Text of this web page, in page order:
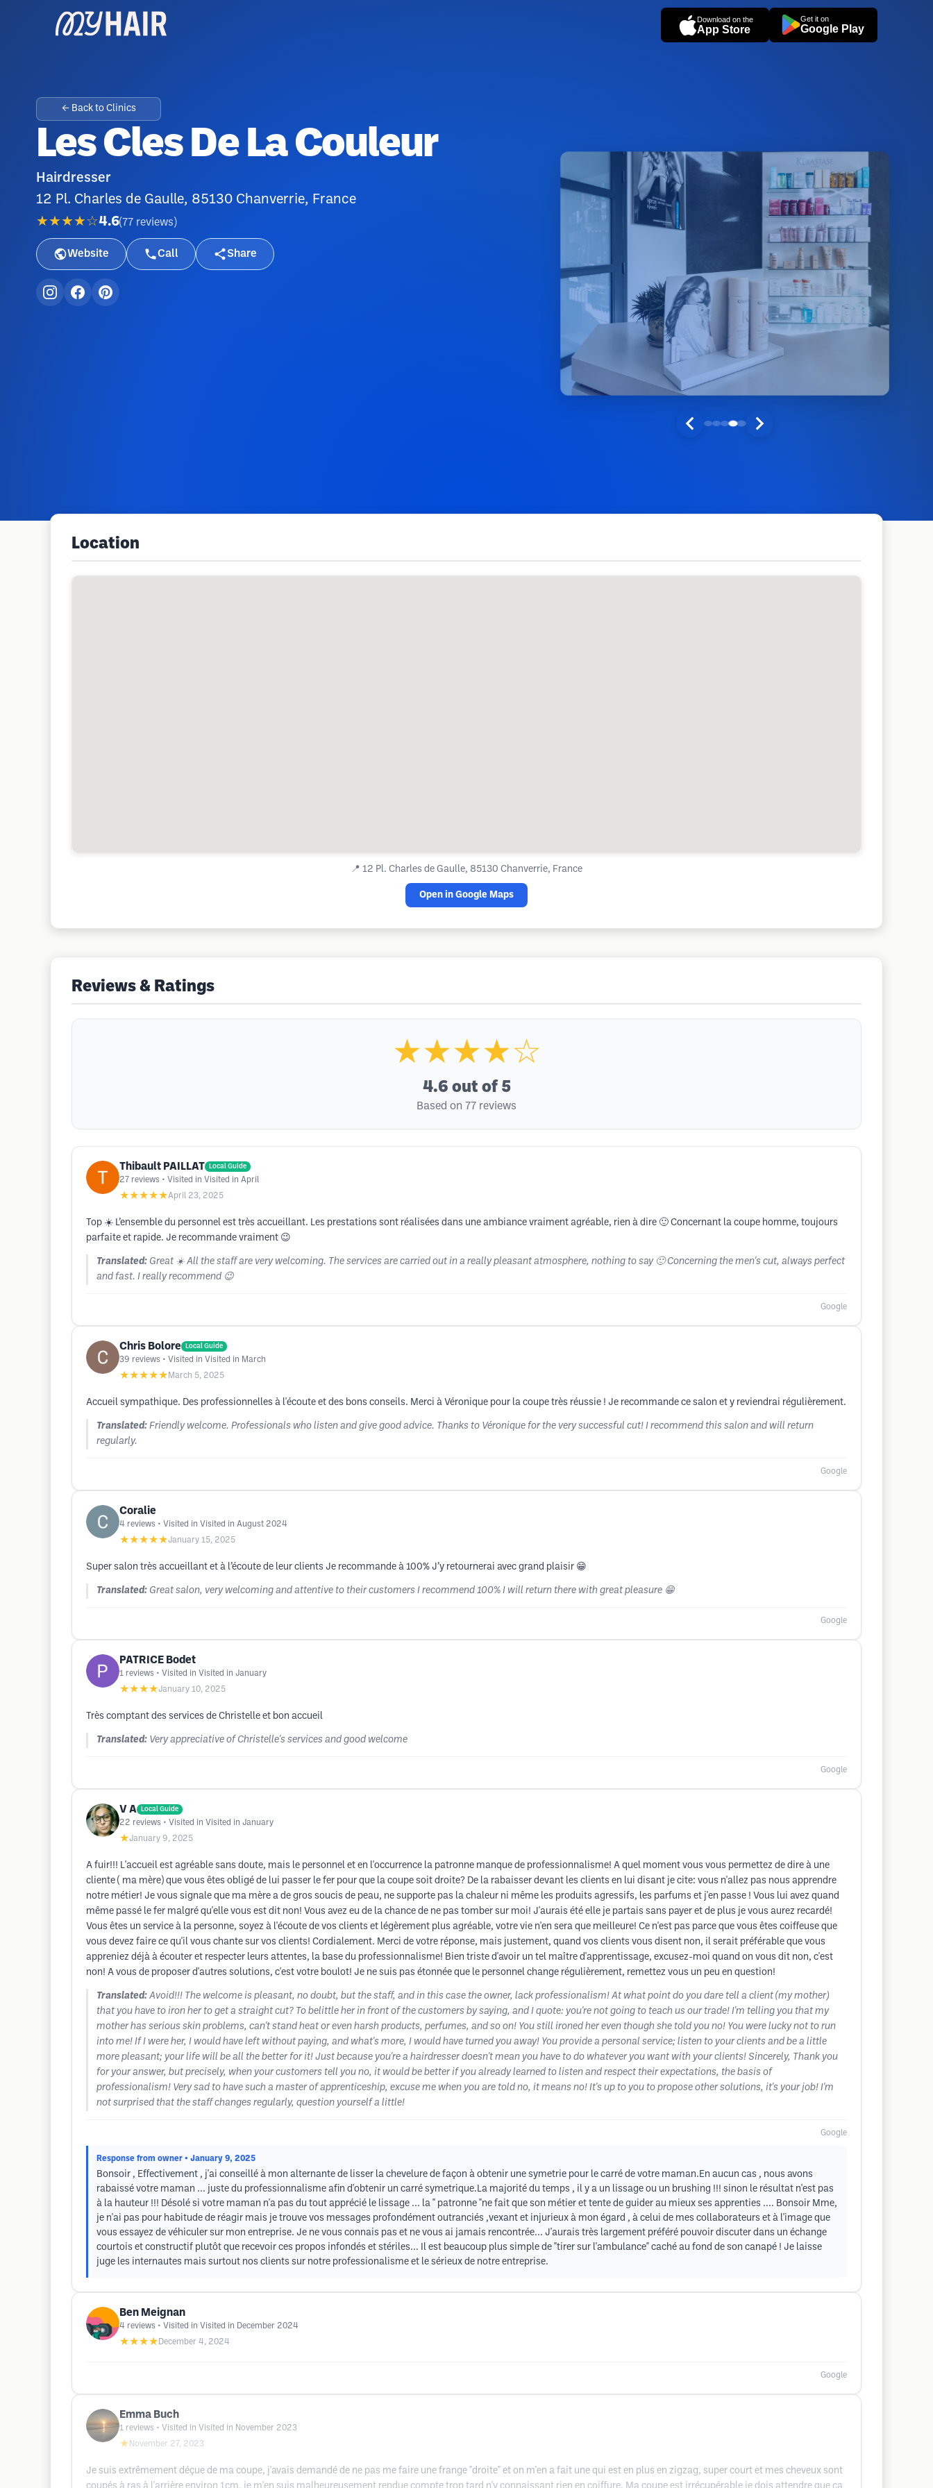
Download on the
App Store
Get it on
Google Play
← Back to Clinics
Les Cles De La Couleur
Hairdresser
12 Pl. Charles de Gaulle, 85130 Chanverrie, France
★★★★☆4.6(77 reviews )
Website Call Share
Location
📍 12 Pl. Charles de Gaulle, 85130 Chanverrie, France
Open in Google Maps
Reviews & Ratings
★★★★☆
4.6 out of 5
Based on 77 reviews
Thibault PAILLAT Local Guide
27 reviews • Visited in Visited in April
★★★★★April 23, 2025
Top ☀️ L’ensemble du personnel est très accueillant. Les prestations sont réalisées dans une ambiance vraiment agréable, rien à dire 🙂 Concernant la coupe homme, toujours
parfaite et rapide. Je recommande vraiment 😉
Translated: Great ☀️ All the staff are very welcoming. The services are carried out in a really pleasant atmosphere, nothing to say 🙂 Concerning the men's cut, always perfect
and fast. I really recommend 😉
Google
Chris Bolore Local Guide
39 reviews • Visited in Visited in March
★★★★★ March 5, 2025
Accueil sympathique. Des professionnelles à l'écoute et des bons conseils. Merci à Véronique pour la coupe très réussie ! Je recommande ce salon et y reviendrai régulièrement.
Translated: Friendly welcome. Professionals who listen and give good advice. Thanks to Véronique for the very successful cut! I recommend this salon and will return
regularly.
Google
Coralie
4 reviews • Visited in Visited in August 2024
★★★★★January 15, 2025
Super salon très accueillant et à l’écoute de leur clients Je recommande à 100% J’y retournerai avec grand plaisir 😁
Translated: Great salon, very welcoming and attentive to their customers I recommend 100% I will return there with great pleasure 😁
Google
PATRICE Bodet
1 reviews • Visited in Visited in January
★★★★January 10, 2025
Très comptant des services de Christelle et bon accueil
Translated: Very appreciative of Christelle's services and good welcome
Google
V A Local Guide
22 reviews • Visited in Visited in January
★January 9, 2025
A fuir!!! L'accueil est agréable sans doute, mais le personnel et en l'occurrence la patronne manque de professionnalisme! A quel moment vous vous permettez de dire à une
cliente ( ma mère) que vous êtes obligé de lui passer le fer pour que la coupe soit droite? De la rabaisser devant les clients en lui disant je cite: vous n'allez pas nous apprendre
notre métier! Je vous signale que ma mère a de gros soucis de peau, ne supporte pas la chaleur ni même les produits agressifs, les parfums et j'en passe ! Vous lui avez quand
même passé le fer malgré qu'elle vous est dit non! Vous avez eu de la chance de ne pas tomber sur moi! J'aurais été elle je partais sans payer et de plus je vous aurez recardé!
Vous êtes un service à la personne, soyez à l'écoute de vos clients et légèrement plus agréable, votre vie n'en sera que meilleure! Ce n'est pas parce que vous êtes coiffeuse que
vous devez faire ce qu'il vous chante sur vos clients! Cordialement. Merci de votre réponse, mais justement, quand vos clients vous disent non, il serait préférable que vous
appreniez déjà à écouter et respecter leurs attentes, la base du professionnalisme! Bien triste d'avoir un tel maître d'apprentissage, excusez-moi quand on vous dit non, c'est
non! A vous de proposer d'autres solutions, c'est votre boulot! Je ne suis pas étonnée que le personnel change régulièrement, remettez vous un peu en question!
Translated: Avoid!!! The welcome is pleasant, no doubt, but the staff, and in this case the owner, lack professionalism! At what point do you dare tell a client (my mother)
that you have to iron her to get a straight cut? To belittle her in front of the customers by saying, and I quote: you're not going to teach us our trade! I'm telling you that my
mother has serious skin problems, can't stand heat or even harsh products, perfumes, and so on! You still ironed her even though she told you no! You were lucky not to run
into me! If I were her, I would have left without paying, and what's more, I would have turned you away! You provide a personal service; listen to your clients and be a little
more pleasant; your life will be all the better for it! Just because you're a hairdresser doesn't mean you have to do whatever you want with your clients! Sincerely, Thank you
for your answer, but precisely, when your customers tell you no, it would be better if you already learned to listen and respect their expectations, the basis of
professionalism! Very sad to have such a master of apprenticeship, excuse me when you are told no, it means no! It's up to you to propose other solutions, it's your job! I'm
not surprised that the staff changes regularly, question yourself a little!
Google
Response from owner • January 9, 2025
Bonsoir , Effectivement , j'ai conseillé à mon alternante de lisser la chevelure de façon à obtenir une symetrie pour le carré de votre maman.En aucun cas , nous avons
rabaissé votre maman ... juste du professionnalisme afin d'obtenir un carré symetrique.La majorité du temps , il y a un lissage ou un brushing !!! sinon le résultat n'est pas
à la hauteur !!! Désolé si votre maman n'a pas du tout apprécié le lissage ... la " patronne "ne fait que son métier et tente de guider au mieux ses apprenties .... Bonsoir Mme,
je n'ai pas pour habitude de réagir mais je trouve vos messages profondément outranciés ,vexant et injurieux à mon égard , à celui de mes collaborateurs et à l'image que
vous essayez de véhiculer sur mon entreprise. Je ne vous connais pas et ne vous ai jamais rencontrée... J'aurais très largement préféré pouvoir discuter dans un échange
courtois et constructif plutôt que recevoir ces propos infondés et stériles... Il est beaucoup plus simple de "tirer sur l'ambulance" caché au fond de son canapé ! Je laisse
juge les internautes mais surtout nos clients sur notre professionalisme et le sérieux de notre entreprise.
Ben Meignan
4 reviews • Visited in Visited in December 2024
★★★★ December 4, 2024
Google
Emma Buch
1 reviews • Visited in Visited in November 2023
★ November 27, 2023
Je suis extrêmement déçue de ma coupe, j'avais demandé de ne pas me faire une frange "droite" et on m'en a fait une qui est en plus en zigzag, super court et mes cheveux sont